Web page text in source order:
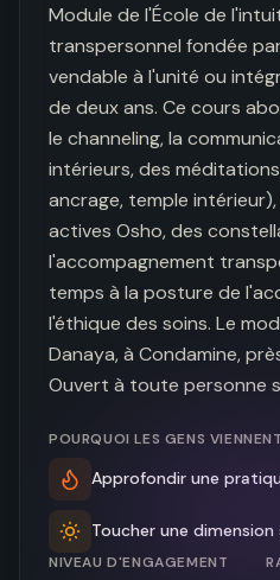
Module de l'École de
transpersonnel fondée
vendable à l'unité ou
de deux ans. Ce cours
le channeling, la
intérieurs, des
ancrage, temple
actives Osho, des
l'accompagnement
temps à la posture de
l'éthique des soins. Le
Danaya, à Condamine,
Ouvert à toute personne
POURQUOI LES GENS VIENNENT
Approfondir une
Toucher une
NIVEAU D'ENGAGEMENT